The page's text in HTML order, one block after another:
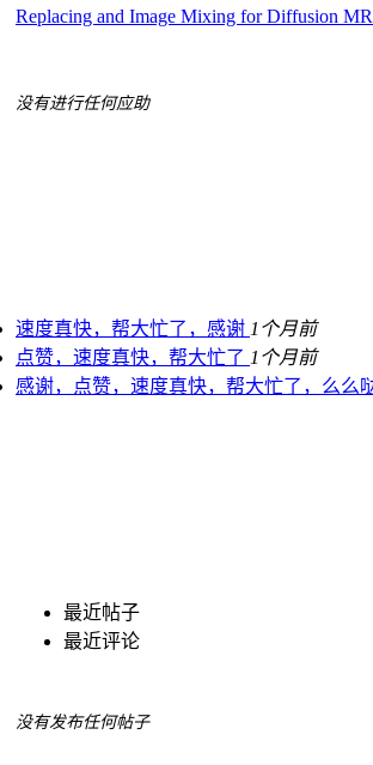
Replacing and Image Mixing for Diffusion
没有进行任何应助
速度真快，帮大忙了，感谢 1个月前
点赞，速度真快，帮大忙了 1个月前
感谢，点赞，速度真快，帮大忙了，么么
最近帖子
最近评论
没有发布任何帖子